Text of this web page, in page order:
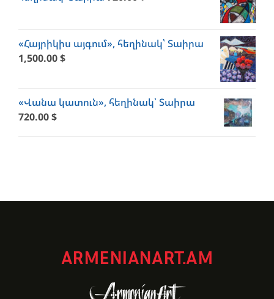
«Հայրիկիս այգում», հեղինակ՝ Տաիրա
1,500.00$
«Վանա կատուն», հեղինակ՝ Տաիրա
720.00$
ARMENIANART.AM